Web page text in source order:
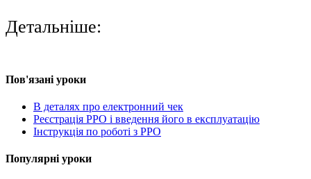
Детальніше:
Пов'язані уроки
В деталях про електронний чек
Реєстрація РРО і введення його в експлуатацію
Інструкція по роботі з РРО
Популярні уроки